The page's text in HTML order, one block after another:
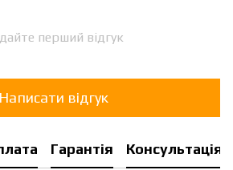
перший відгук
Написати відгук
Гарантія Консультація